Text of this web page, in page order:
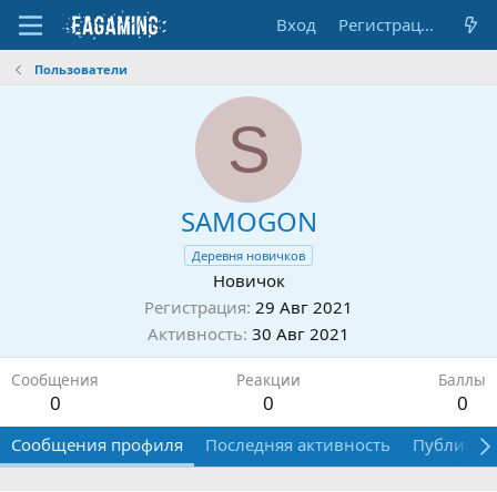
Вход Регистрация
Пользователи
S
SAMOGON
Деревня новичков
Новичок
Регистрация 29 Авг 2021
Активность 30 Авг 2021
Сообщения
0
Реакции
0
Баллы
0
Сообщения профиля Последняя активность